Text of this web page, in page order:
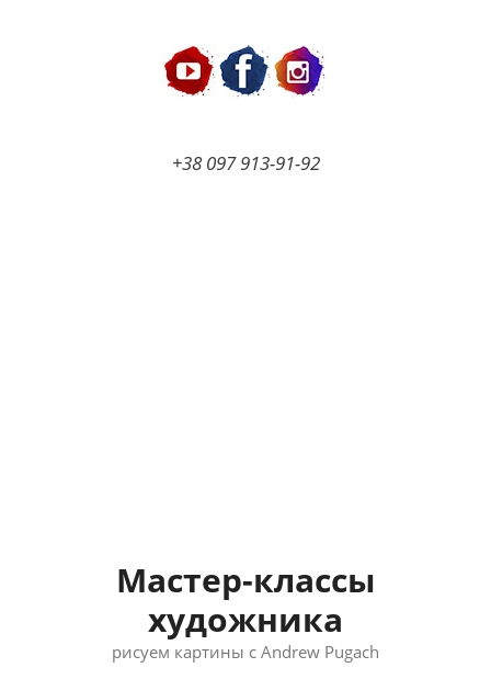
+38 097 913-91-92
Мастер-классы
художника
рисуем картины с Andrew Pugach